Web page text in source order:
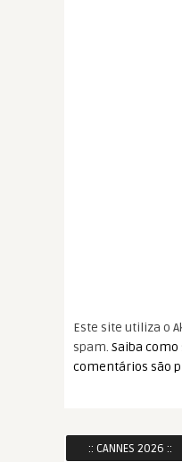
Este site utiliza o
spam. Saiba como
comentários são
:: CANNES 2026 ::